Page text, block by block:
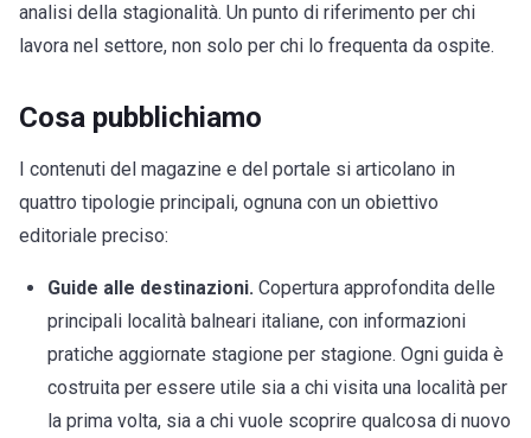
analisi della stagionalità. Un punto di riferimento per chi
lavora nel settore, non solo per chi lo frequenta da ospite.
Cosa pubblichiamo
I contenuti del magazine e del portale si articolano in
quattro tipologie principali, ognuna con un obiettivo
editoriale preciso:
Guide alle destinazioni. Copertura approfondita delle
principali località balneari italiane, con informazioni
pratiche aggiornate stagione per stagione. Ogni guida è
costruita per essere utile sia a chi visita una località per
la prima volta, sia a chi vuole scoprire qualcosa di nuovo